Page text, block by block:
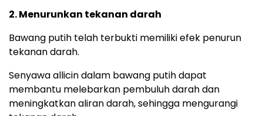
2. Menurunkan tekanan darah
Bawang putih telah terbukti memiliki efek penurun
tekanan darah.
Senyawa allicin dalam bawang putih dapat
membantu melebarkan pembuluh darah dan
meningkatkan aliran darah, sehingga mengurangi